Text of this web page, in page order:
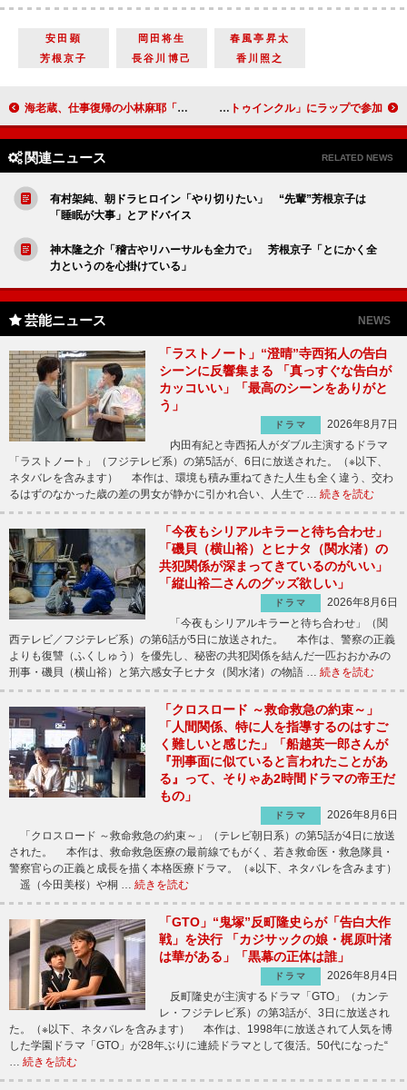
安田顕 岡田将生
春風亭昇太
芳根京子
長谷川博己 香川照之
海老蔵、仕事復帰の小林麻耶「かわいくなった」 中山優馬の印象は「礼儀のきちっとした雰囲気」 オリエンタルラジオ、相田翔子とのセッションに大喜び 「トゥインクル トゥインクル」にラップで参加
関連ニュース RELATED NEWS
有村架純、朝ドラヒロイン「やり切りたい」 “先輩”芳根京子は
「睡眠が大事」とアドバイス
神木隆之介「稽古やリハーサルも全力で」 芳根京子「とにかく全
力というのを心掛けている」
芸能ニュース NEWS
「ラストノート」“澄晴”寺西拓人の告白
シーンに反響集まる 「真っすぐな告白が
カッコいい」「最高のシーンをありがと
う」
ドラマ
2026年8月7日
内田有紀と寺西拓人がダブル主演するドラマ
「ラストノート」（フジテレビ系）の第5話が、6日に放送された。（※以下、
ネタバレを含みます） 本作は、環境も積み重ねてきた人生も全く違う、交わ
るはずのなかった歳の差の男女が静かに引かれ合い、人生で … 続きを読む
「今夜もシリアルキラーと待ち合わせ」
「磯貝（横山裕）とヒナタ（関水渚）の
共犯関係が深まってきているのがいい」
「縦山裕二さんのグッズ欲しい」
ドラマ
2026年8月6日
「今夜もシリアルキラーと待ち合わせ」（関
西テレビ／フジテレビ系）の第6話が5日に放送された。 本作は、警察の正義
よりも復讐（ふくしゅう）を優先し、秘密の共犯関係を結んだ一匹おおかみの
刑事・磯貝（横山裕）と第六感女子ヒナタ（関水渚）の物語 … 続きを読む
「クロスロード ～救命救急の約束～」
「人間関係、特に人を指導するのはすご
く難しいと感じた」「船越英一郎さんが
『刑事面に似ていると言われたことがあ
る』って、そりゃあ2時間ドラマの帝王だ
もの」
ドラマ
2026年8月6日
「クロスロード ～救命救急の約束～」（テレビ朝日系）の第5話が4日に放送
された。 本作は、救命救急医療の最前線でもがく、若き救命医・救急隊員・
警察官らの正義と成長を描く本格医療ドラマ。（※以下、ネタバレを含みます）
遥（今田美桜）や桐 … 続きを読む
「GTO」“鬼塚”反町隆史らが「告白大作
戦」を決行 「カジサックの娘・梶原叶渚
は華がある」「黒幕の正体は誰」
ドラマ
2026年8月4日
反町隆史が主演するドラマ「GTO」（カンテ
レ・フジテレビ系）の第3話が、3日に放送され
た。（※以下、ネタバレを含みます） 本作は、1998年に放送されて人気を博
した学園ドラマ「GTO」が28年ぶりに連続ドラマとして復活。50代になった“
続きを読む